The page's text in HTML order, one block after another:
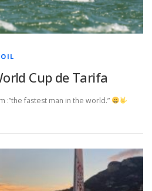
Cup de Tarifa
:”the fastest man in the world.”